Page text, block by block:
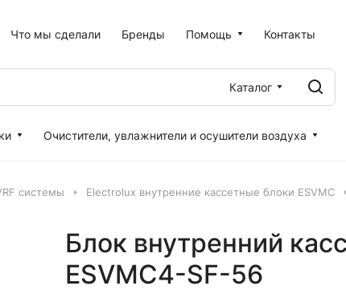
Что мы сделали Бренды Помощь Контакты
Каталог
Очистители, увлажнители и осушители воздуха
системы Electrolux внутренние кассетные блоки ESVMC
Блок внутренний
ESVMC4-SF-56